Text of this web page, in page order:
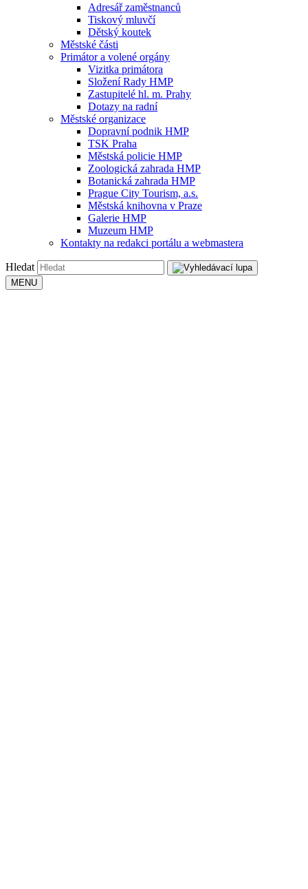
Adresář zaměstnanců
Tiskový mluvčí
Dětský koutek
Městské části
Primátor a volené orgány
Vizitka primátora
Složení Rady HMP
Zastupitelé hl. m. Prahy
Dotazy na radní
Městské organizace
Dopravní podnik HMP
TSK Praha
Městská policie HMP
Zoologická zahrada HMP
Botanická zahrada HMP
Prague City Tourism, a.s.
Městská knihovna v Praze
Galerie HMP
Muzeum HMP
Kontakty na redakci portálu a webmastera
Hledat
MENU